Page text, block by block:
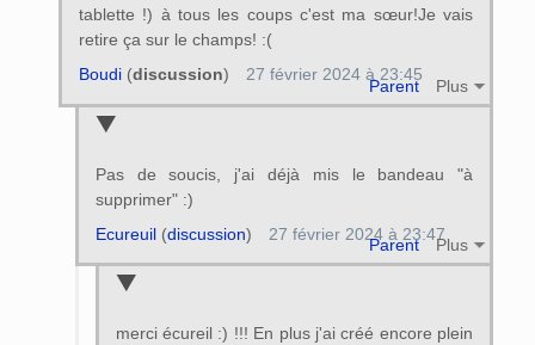
tablette !) à tous les coups c'est ma sœur!Je vais
retire ça sur le champs! :(
Parent Plus
Boudi(discussion) 27 février 2024 à 23:45
Pas de soucis, j'ai déjà mis le bandeau "à
supprimer" :)
Parent Plus
Ecureuil(discussion) 27 février 2024 à 23:47
merci écureil :) !!! En plus j'ai créé encore plein